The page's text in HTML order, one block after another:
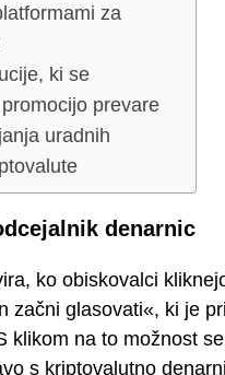
za
ki se
prevare
uradnih
denarnic
ko obiskovalci
začni glasovati«, ki je
klikom na to možnost
s kriptovalutno